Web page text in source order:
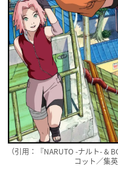
（引用：『NARUTO -ナルト- &
コット／集